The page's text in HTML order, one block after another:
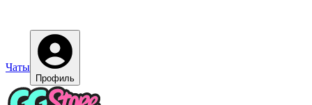
Чаты
Профиль